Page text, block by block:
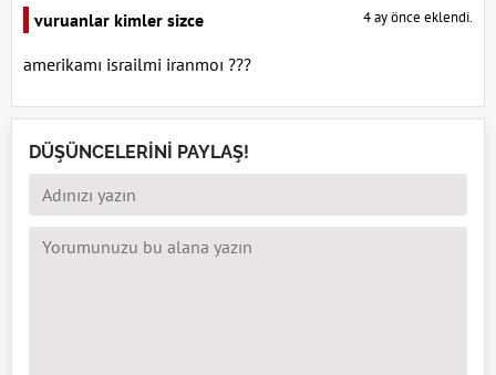
vuruanlar kimler sizce 4 ay önce eklendi.
amerikamı israilmi iranmoı ???
DÜŞÜNCELERİNİ PAYLAŞ!